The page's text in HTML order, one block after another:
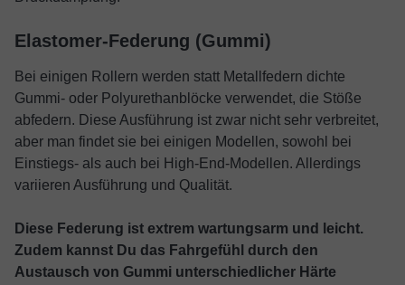
Elastomer-Federung (Gummi)
Bei einigen Rollern werden statt Metallfedern dichte
Gummi- oder Polyurethanblöcke verwendet, die Stöße
abfedern. Diese Ausführung ist zwar nicht sehr verbreitet,
aber man findet sie bei einigen Modellen, sowohl bei
Einstiegs- als auch bei High-End-Modellen. Allerdings
variieren Ausführung und Qualität.
Diese Federung ist extrem wartungsarm und leicht.
Zudem kannst Du das Fahrgefühl durch den
Austausch von Gummi unterschiedlicher Härte